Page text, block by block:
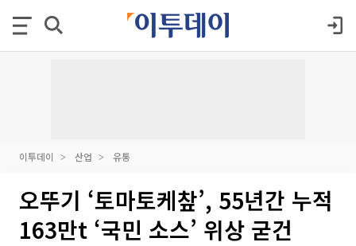
이투데이 산업 유통
오뚜기 ‘토마토케챂’, 55년간 누적
163만t ‘국민 소스’ 위상 굳건